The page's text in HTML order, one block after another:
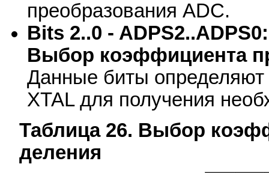
преобразования ADC.
Bits 2..0 -
Выбор коэффициента
Данные биты
XTAL для получения
Таблица 26. Выбор
деления